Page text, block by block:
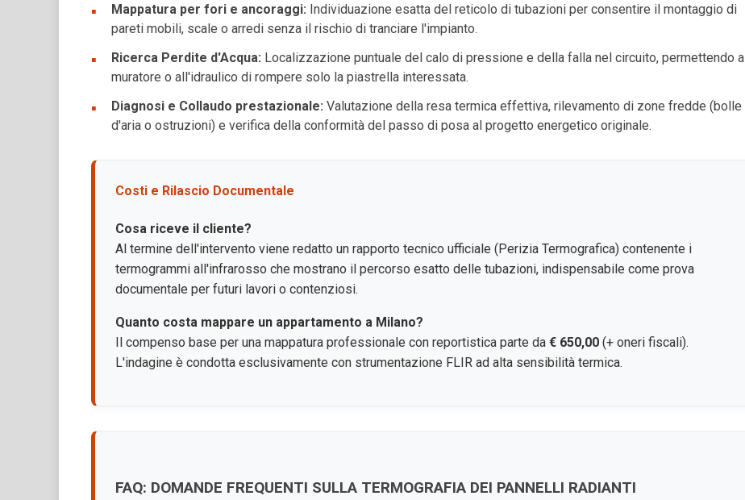
Mappatura per fori e ancoraggi: Individuazione esatta del reticolo di tubazioni per consentire il montaggio di
pareti mobili, scale o arredi senza il rischio di tranciare l'impianto.
Ricerca Perdite d'Acqua: Localizzazione puntuale del calo di pressione e della falla nel circuito, permettendo al
muratore o all'idraulico di rompere solo la piastrella interessata.
Diagnosi e Collaudo prestazionale: Valutazione della resa termica effettiva, rilevamento di zone fredde (bolle
d'aria o ostruzioni) e verifica della conformità del passo di posa al progetto energetico originale.
Costi e Rilascio Documentale
Cosa riceve il cliente?
Al termine dell'intervento viene redatto un rapporto tecnico ufficiale (Perizia Termografica) contenente i
termogrammi all'infrarosso che mostrano il percorso esatto delle tubazioni, indispensabile come prova
documentale per futuri lavori o contenziosi.
Quanto costa mappare un appartamento a Milano?
Il compenso base per una mappatura professionale con reportistica parte da € 650,00 (+ oneri fiscali).
L'indagine è condotta esclusivamente con strumentazione FLIR ad alta sensibilità termica.
FAQ: DOMANDE FREQUENTI SULLA TERMOGRAFIA DEI PANNELLI RADIANTI